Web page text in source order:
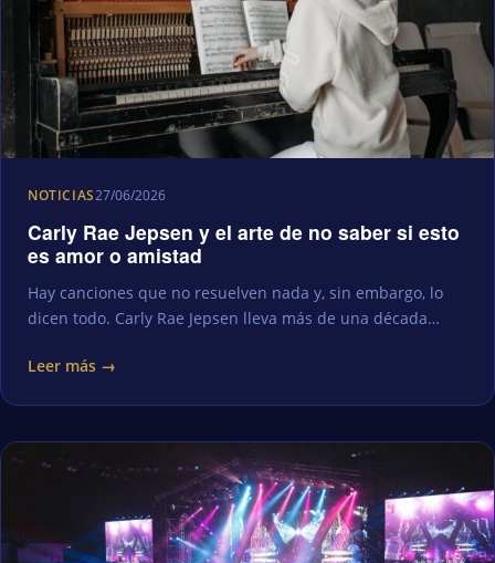
NOTICIAS27/06/2026
Carly Rae Jepsen y el arte de no saber si esto
es amor o amistad
Hay canciones que no resuelven nada y, sin embargo, lo
dicen todo. Carly Rae Jepsen lleva más de una década…
Leer más →